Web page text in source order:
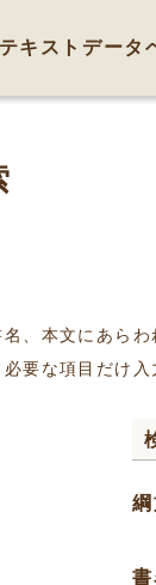
キストデータ
、本文にあら
必要な項目だけ
綱
書